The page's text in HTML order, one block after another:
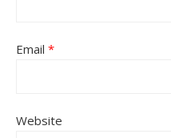
Email *
Website